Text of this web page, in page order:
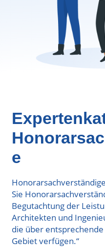
e
Sie
Begutachtung der
Architekten und
die über
Gebiet verfügen.“